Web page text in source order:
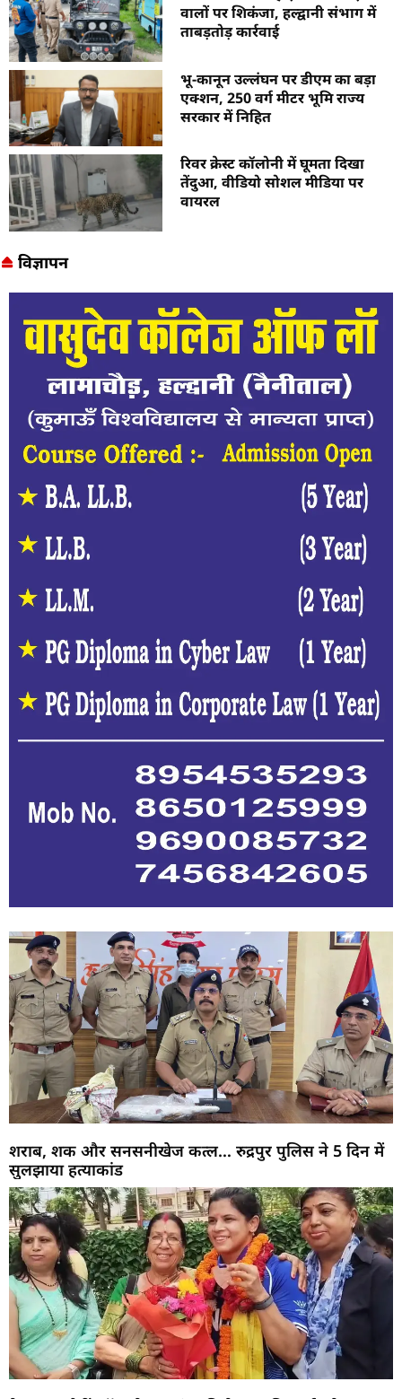
वालों पर शिकंजा, हल्द्वानी संभाग में
ताबड़तोड़ कार्रवाई
भू-कानून उल्लंघन पर डीएम का बड़ा
एक्शन, 250 वर्ग मीटर भूमि राज्य
सरकार में निहित
रिवर क्रेस्ट कॉलोनी में घूमता दिखा
तेंदुआ, वीडियो सोशल मीडिया पर
वायरल
विज्ञापन
शराब, शक और सनसनीखेज कत्ल… रुद्रपुर पुलिस ने 5 दिन में
सुलझाया हत्याकांड